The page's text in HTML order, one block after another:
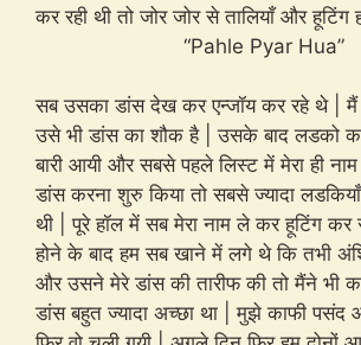
कर रही थी तो जोर जोर से तालियाँ और
“Pahle Pyar Hua”
सब उसका डांस देख कर एन्जॉय कर रहे थे | मैं
उसे भी डांस का शौक है | उसके बाद लडको
बारी आयी और सबसे पहले लिस्ट में मेरा ही
डांस करना शुरु किया तो सबसे ज्यादा लडकियाँ
थी | पूरे हॉल में सब मेरा नाम ले कर हूटिंग कर
होने के बाद हम सब खाने में लगे थे कि तभी
और उसने मेरे डांस की तारीफ की तो मैंने भी
डांस बहुत ज्यादा अच्छा था | मुझे काफी पसंद